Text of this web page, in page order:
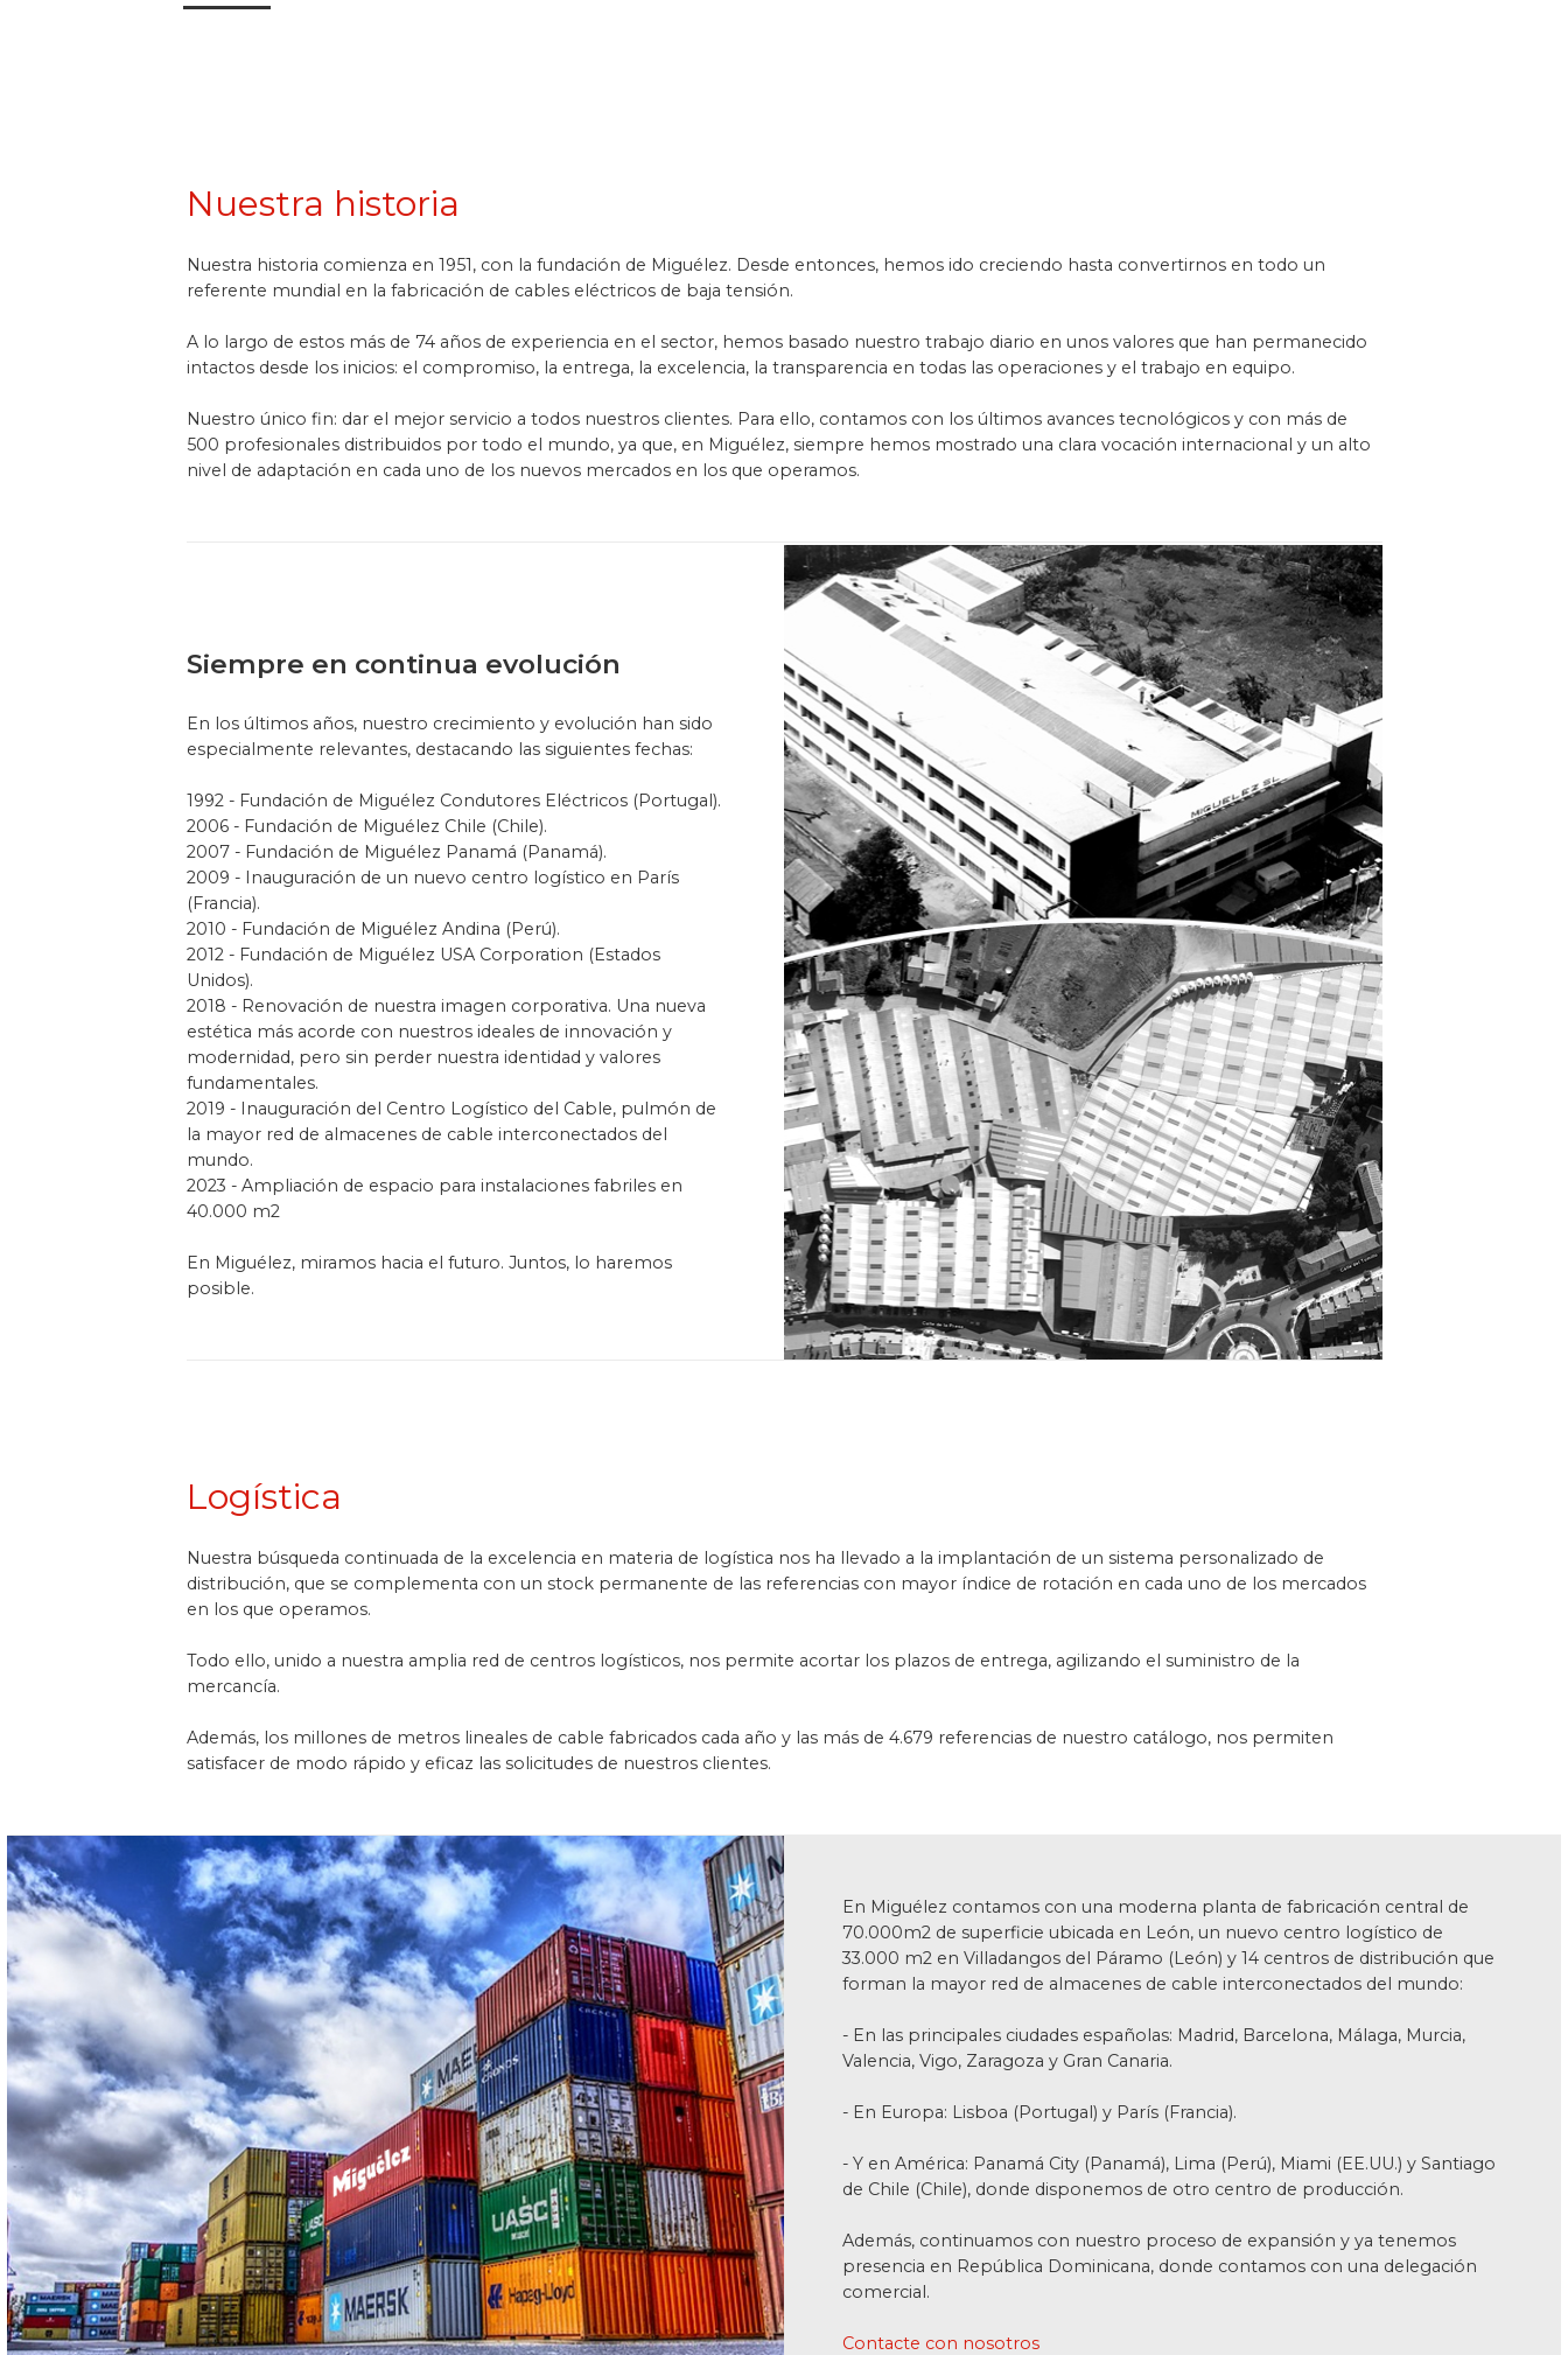
Nuestra historia
Nuestra historia comienza en 1951, con la fundación de Miguélez. Desde entonces, hemos ido creciendo hasta convertirnos en todo un
referente mundial en la fabricación de cables eléctricos de baja tensión.
A lo largo de estos más de 74 años de experiencia en el sector, hemos basado nuestro trabajo diario en unos valores que han permanecido
intactos desde los inicios: el compromiso, la entrega, la excelencia, la transparencia en todas las operaciones y el trabajo en equipo.
Nuestro único fin: dar el mejor servicio a todos nuestros clientes. Para ello, contamos con los últimos avances tecnológicos y con más de
500 profesionales distribuidos por todo el mundo, ya que, en Miguélez, siempre hemos mostrado una clara vocación internacional y un alto
nivel de adaptación en cada uno de los nuevos mercados en los que operamos.
Siempre en continua evolución
En los últimos años, nuestro crecimiento y evolución han sido
especialmente relevantes, destacando las siguientes fechas:
1992 - Fundación de Miguélez Condutores Eléctricos (Portugal).
2006 - Fundación de Miguélez Chile (Chile).
2007 - Fundación de Miguélez Panamá (Panamá).
2009 - Inauguración de un nuevo centro logístico en París
(Francia).
2010 - Fundación de Miguélez Andina (Perú).
2012 - Fundación de Miguélez USA Corporation (Estados
Unidos).
2018 - Renovación de nuestra imagen corporativa. Una nueva
estética más acorde con nuestros ideales de innovación y
modernidad, pero sin perder nuestra identidad y valores
fundamentales.
2019 - Inauguración del Centro Logístico del Cable, pulmón de
la mayor red de almacenes de cable interconectados del
mundo.
2023 - Ampliación de espacio para instalaciones fabriles en
40.000 m2
En Miguélez, miramos hacia el futuro. Juntos, lo haremos
posible.
Logística
Nuestra búsqueda continuada de la excelencia en materia de logística nos ha llevado a la implantación de un sistema personalizado de
distribución, que se complementa con un stock permanente de las referencias con mayor índice de rotación en cada uno de los mercados
en los que operamos.
Todo ello, unido a nuestra amplia red de centros logísticos, nos permite acortar los plazos de entrega, agilizando el suministro de la
mercancía.
Además, los millones de metros lineales de cable fabricados cada año y las más de 4.679 referencias de nuestro catálogo, nos permiten
satisfacer de modo rápido y eficaz las solicitudes de nuestros clientes.
En Miguélez contamos con una moderna planta de fabricación central de
70.000m2 de superficie ubicada en León, un nuevo centro logístico de
33.000 m2 en Villadangos del Páramo (León) y 14 centros de distribución que
forman la mayor red de almacenes de cable interconectados del mundo:
- En las principales ciudades españolas: Madrid, Barcelona, Málaga, Murcia,
Valencia, Vigo, Zaragoza y Gran Canaria.
- En Europa: Lisboa (Portugal) y París (Francia).
- Y en América: Panamá City (Panamá), Lima (Perú), Miami (EE.UU.) y Santiago
de Chile (Chile), donde disponemos de otro centro de producción.
Además, continuamos con nuestro proceso de expansión y ya tenemos
presencia en República Dominicana, donde contamos con una delegación
comercial.
Contacte con nosotros